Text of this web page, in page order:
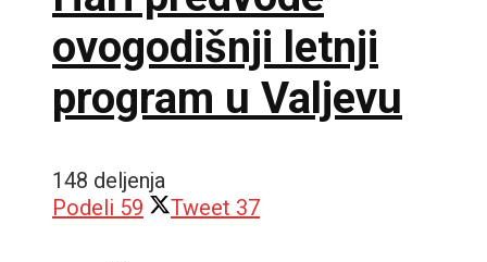
ovogodišnji letnji
program u Valjevu
148 deljenja
Podeli 59 Tweet 37